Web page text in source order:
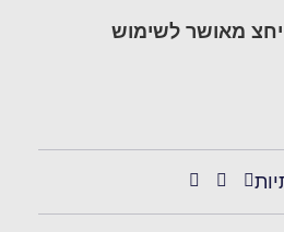
יחצ מאושר לשימוש